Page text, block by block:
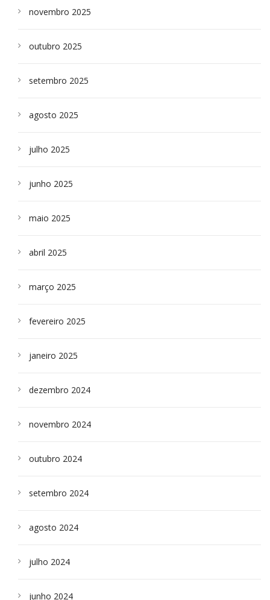
novembro 2025
outubro 2025
setembro 2025
agosto 2025
julho 2025
junho 2025
maio 2025
abril 2025
março 2025
fevereiro 2025
janeiro 2025
dezembro 2024
novembro 2024
outubro 2024
setembro 2024
agosto 2024
julho 2024
junho 2024